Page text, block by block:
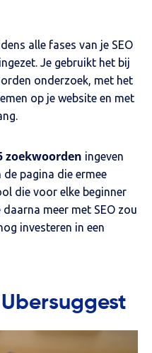
alle fases van je SEO
Je gebruikt het bij
onderzoek, met het
op je website en met
zoekwoorden ingeven
de pagina die ermee
die voor elke beginner
meer met SEO zou
investeren in een